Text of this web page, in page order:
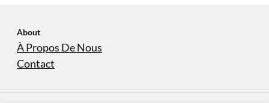
About
À Propos De Nous
Contact